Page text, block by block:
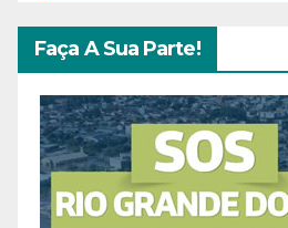
Faça A Sua Parte!